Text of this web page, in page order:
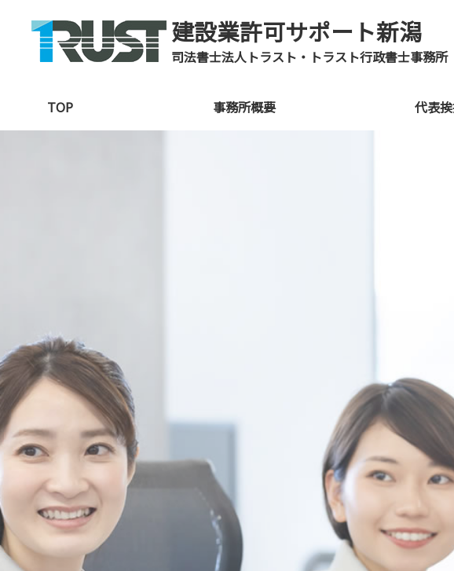
建設業許可サポート新潟
司法書士法人トラスト・トラスト行政書士事務所
TOP 事務所概要 代表